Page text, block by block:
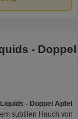
- Doppel
- Doppel Apfel.
subtilen Hauch von